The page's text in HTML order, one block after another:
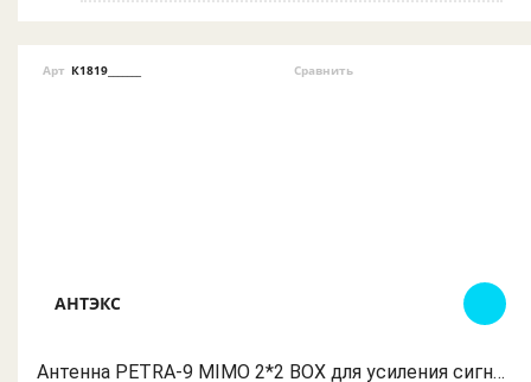
Арт К1819_______ Сравнить
АНТЭКС
Антенна PETRA-9 MIMO 2*2 BOX для усиления сигнала 3G 4G мобильного интернета